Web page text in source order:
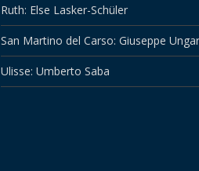
Ruth: Else Lasker-Schüler
San Martino del Carso: Giuseppe
Ulisse: Umberto Saba